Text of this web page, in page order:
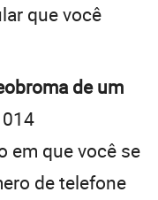
que você
de um
em que você se
de telefone